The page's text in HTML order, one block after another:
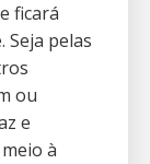
ficará
Seja pelas
ou
e
à